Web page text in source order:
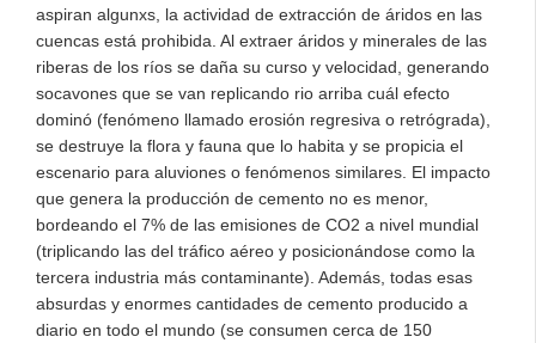
aspiran algunxs, la actividad de extracción de áridos en las
cuencas está prohibida. Al extraer áridos y minerales de las
riberas de los ríos se daña su curso y velocidad, generando
socavones que se van replicando rio arriba cuál efecto
dominó (fenómeno llamado erosión regresiva o retrógrada),
se destruye la flora y fauna que lo habita y se propicia el
escenario para aluviones o fenómenos similares. El impacto
que genera la producción de cemento no es menor,
bordeando el 7% de las emisiones de CO2 a nivel mundial
(triplicando las del tráfico aéreo y posicionándose como la
tercera industria más contaminante). Además, todas esas
absurdas y enormes cantidades de cemento producido a
diario en todo el mundo (se consumen cerca de 150